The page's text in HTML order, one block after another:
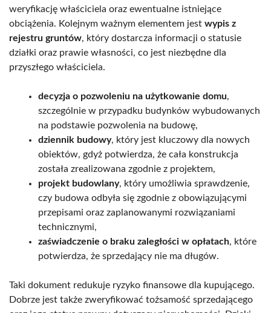
weryfikację właściciela oraz ewentualne istniejące
obciążenia. Kolejnym ważnym elementem jest wypis z
rejestru gruntów, który dostarcza informacji o statusie
działki oraz prawie własności, co jest niezbędne dla
przyszłego właściciela.
decyzja o pozwoleniu na użytkowanie domu,
szczególnie w przypadku budynków wybudowanych
na podstawie pozwolenia na budowę,
dziennik budowy, który jest kluczowy dla nowych
obiektów, gdyż potwierdza, że cała konstrukcja
została zrealizowana zgodnie z projektem,
projekt budowlany, który umożliwia sprawdzenie,
czy budowa odbyła się zgodnie z obowiązującymi
przepisami oraz zaplanowanymi rozwiązaniami
technicznymi,
zaświadczenie o braku zaległości w opłatach, które
potwierdza, że sprzedający nie ma długów.
Taki dokument redukuje ryzyko finansowe dla kupującego.
Dobrze jest także zweryfikować tożsamość sprzedającego